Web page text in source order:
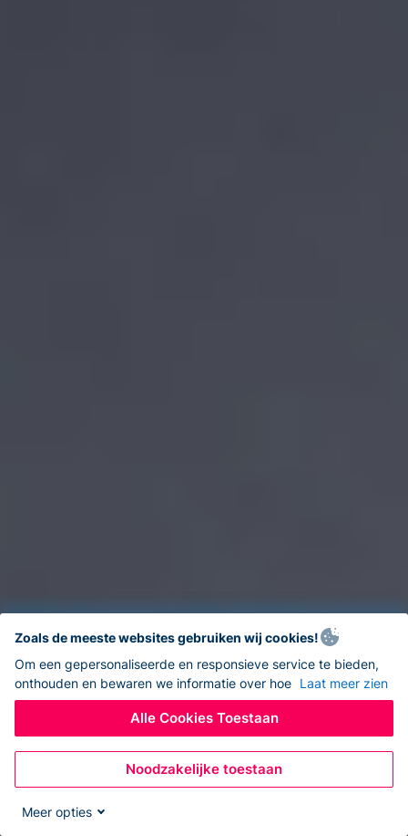
Zoals de meeste websites gebruiken wij cookies!
Om een gepersonaliseerde en responsieve service te bieden,
onthouden en bewaren we informatie over hoe Laat meer zien
Alle Cookies Toestaan
Noodzakelijke toestaan
Meer opties